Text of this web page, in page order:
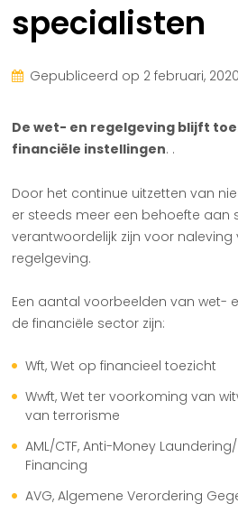
specialisten
Gepubliceerd op 2 februari, 2020
De wet- en regelgeving blijft
financiële instellingen. .
Door het continue uitzetten van
er steeds meer een behoefte aan
verantwoordelijk zijn voor naleving
regelgeving.
Een aantal voorbeelden van wet-
de financiële sector zijn:
Wft, Wet op financieel toezicht
Wwft, Wet ter voorkoming van
van terrorisme
AML/CTF, Anti-Money
Financing
AVG, Algemene Verordering